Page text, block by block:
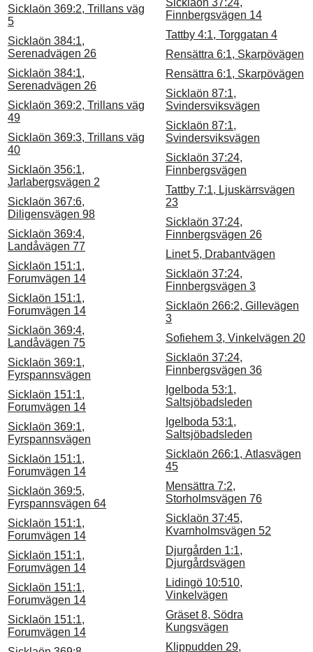
Sicklaön 369:2, Trillans väg
5
Sicklaön 384:1,
Serenadvägen 26
Sicklaön 384:1,
Serenadvägen 26
Sicklaön 369:2, Trillans väg
49
Sicklaön 369:3, Trillans väg
40
Sicklaön 356:1,
Jarlabergsvägen 2
Sicklaön 367:6,
Diligensvägen 98
Sicklaön 369:4,
Landåvägen 77
Sicklaön 151:1,
Forumvägen 14
Sicklaön 151:1,
Forumvägen 14
Sicklaön 369:4,
Landåvägen 75
Sicklaön 369:1,
Fyrspannsvägen
Sicklaön 151:1,
Forumvägen 14
Sicklaön 369:1,
Fyrspannsvägen
Sicklaön 151:1,
Forumvägen 14
Sicklaön 369:5,
Fyrspannsvägen 64
Sicklaön 151:1,
Forumvägen 14
Sicklaön 151:1,
Forumvägen 14
Sicklaön 151:1,
Forumvägen 14
Sicklaön 151:1,
Forumvägen 14
Sicklaön 37:24,
Finnbergsvägen 14
Tattby 4:1, Torggatan 4
Rensättra 6:1, Skarpövägen
Rensättra 6:1, Skarpövägen
Sicklaön 87:1,
Svindersviksvägen
Sicklaön 87:1,
Svindersviksvägen
Sicklaön 37:24,
Finnbergsvägen
Tattby 7:1, Ljuskärrsvägen
23
Sicklaön 37:24,
Finnbergsvägen 26
Linet 5, Drabantvägen
Sicklaön 37:24,
Finnbergsvägen 3
Sicklaön 266:2, Gillevägen
3
Sofiehem 3, Vinkelvägen 20
Sicklaön 37:24,
Finnbergsvägen 36
Igelboda 53:1,
Saltsjöbadsleden
Igelboda 53:1,
Saltsjöbadsleden
Sicklaön 266:1, Atlasvägen
45
Mensättra 7:2,
Storholmsvägen 76
Sicklaön 37:45,
Kvarnholmsvägen 52
Djurgården 1:1,
Djurgårdsvägen
Lidingö 10:510,
Vinkelvägen
Gräset 8, Södra
Kungsvägen
Klippudden 29,